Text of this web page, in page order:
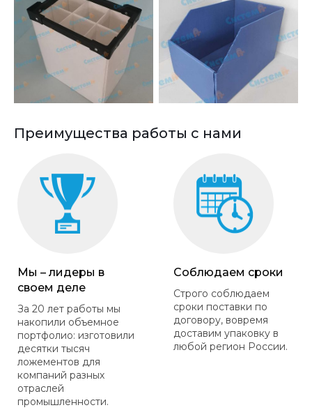
Преимущества работы с нами
Мы – лидеры в
своем деле
За 20 лет работы мы
накопили объемное
портфолио: изготовили
десятки тысяч
ложементов для
компаний разных
отраслей
промышленности.
Соблюдаем сроки
Строго соблюдаем
сроки поставки по
договору, вовремя
доставим упаковку в
любой регион России.